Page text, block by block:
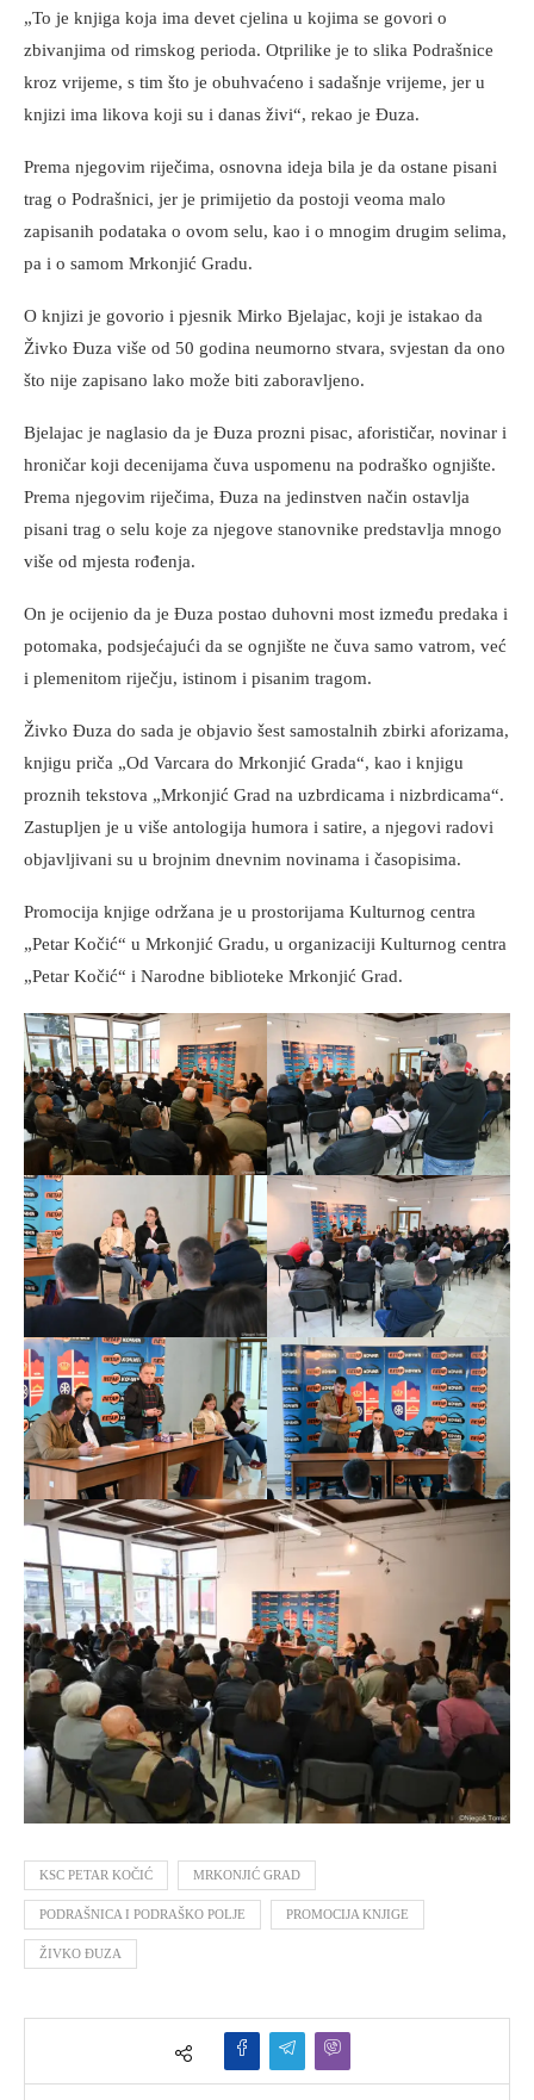
„To je knjiga koja ima devet cjelina u kojima se govori o
zbivanjima od rimskog perioda. Otprilike je to slika Podrašnice
kroz vrijeme, s tim što je obuhvaćeno i sadašnje vrijeme, jer u
knjizi ima likova koji su i danas živi“, rekao je Đuza.
Prema njegovim riječima, osnovna ideja bila je da ostane pisani
trag o Podrašnici, jer je primijetio da postoji veoma malo
zapisanih podataka o ovom selu, kao i o mnogim drugim selima,
pa i o samom Mrkonjić Gradu.
O knjizi je govorio i pjesnik Mirko Bjelajac, koji je istakao da
Živko Đuza više od 50 godina neumorno stvara, svjestan da ono
što nije zapisano lako može biti zaboravljeno.
Bjelajac je naglasio da je Đuza prozni pisac, aforističar, novinar i
hroničar koji decenijama čuva uspomenu na podraško ognjište.
Prema njegovim riječima, Đuza na jedinstven način ostavlja
pisani trag o selu koje za njegove stanovnike predstavlja mnogo
više od mjesta rođenja.
On je ocijenio da je Đuza postao duhovni most između predaka i
potomaka, podsjećajući da se ognjište ne čuva samo vatrom, već
i plemenitom riječju, istinom i pisanim tragom.
Živko Đuza do sada je objavio šest samostalnih zbirki aforizama,
knjigu priča „Od Varcara do Mrkonjić Grada“, kao i knjigu
proznih tekstova „Mrkonjić Grad na uzbrdicama i nizbrdicama“.
Zastupljen je u više antologija humora i satire, a njegovi radovi
objavljivani su u brojnim dnevnim novinama i časopisima.
Promocija knjige održana je u prostorijama Kulturnog centra
„Petar Kočić“ u Mrkonjić Gradu, u organizaciji Kulturnog centra
„Petar Kočić“ i Narodne biblioteke Mrkonjić Grad.
KSC PETAR KOČIĆ MRKONJIĆ GRAD
PODRAŠNICA I PODRAŠKO POLJE PROMOCIJA KNJIGE
ŽIVKO ĐUZA